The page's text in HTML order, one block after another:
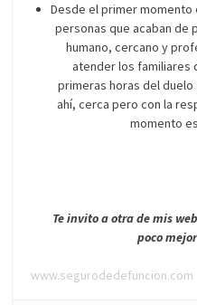
Desde el primer momento
personas que acaban de
humano, cercano y
atender los familiares
primeras horas del
ahí, cerca pero con la
momento
Te invito a otra de mis
poco
www.segurodedefuncion.com